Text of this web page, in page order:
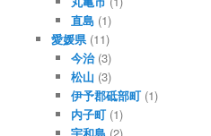
直島 (1)
愛媛県(11)
今治(3)
松山 (3)
伊予郡砥部町 (1)
内子町 (1)